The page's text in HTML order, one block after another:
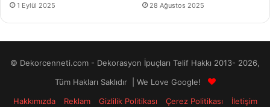
1 Eylül 2025 28 Ağustos 2025
© Dekorcenneti.com - Dekorasyon İpuçları Telif Hakkı 2013- 2026,
Tüm Hakları Saklıdır | We Love Google!
Hakkımızda
Reklam Gizlilik Politikası Çerez Politikası İletişim